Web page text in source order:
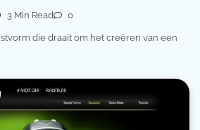
3 Min Read 0
die draait om het creëren van een